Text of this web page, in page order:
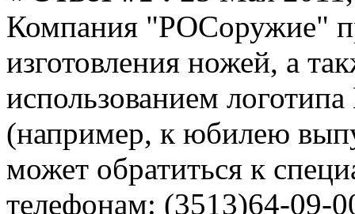
Компания "РОСоружие"
изготовления ножей, а
использованием
(например, к юбилею
может обратиться к
телефонам: (3513)64-09-